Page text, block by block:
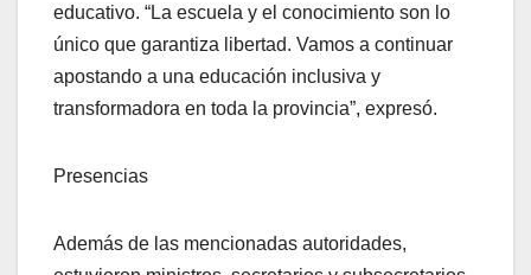
educativo. “La escuela y el conocimiento son lo
único que garantiza libertad. Vamos a continuar
apostando a una educación inclusiva y
transformadora en toda la provincia”, expresó.
Presencias
Además de las mencionadas autoridades,